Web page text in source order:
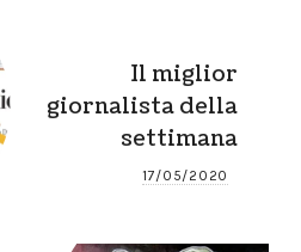
Il miglior
giornalista della
settimana
17/05/2020